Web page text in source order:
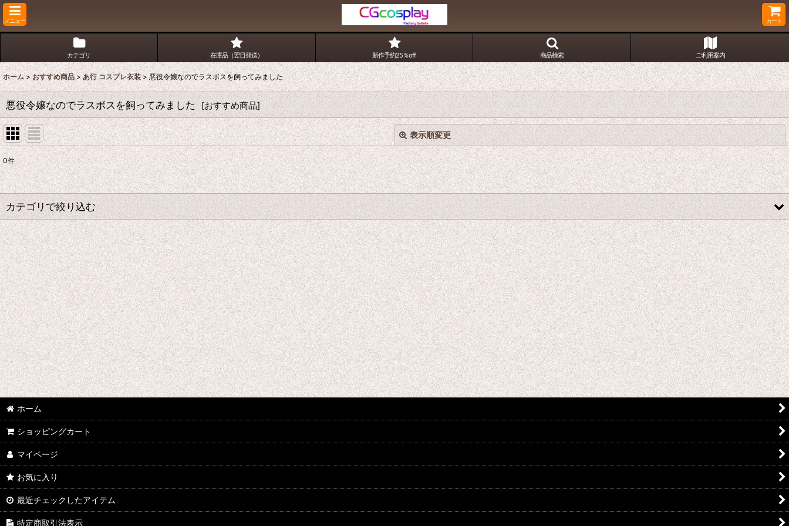
メニュー カート
カテゴリ 在庫品（翌日発送） 新作予約25％off 商品検索 ご利用案内
ホーム > おすすめ商品 > あ行 コスプレ衣装 > 悪役令嬢なのでラスボスを飼ってみました
悪役令嬢なのでラスボスを飼ってみました [おすすめ商品]
表示順変更
表示数:
並び順:
絞り込む
閉じる
0件
カテゴリで絞り込む
あ行 コスプレ衣装 (全商品)
ウマ娘プリティーダービー
あんさんぶるスターズ
IdentityV
アズールレーン
王様ランキング
イケメン戦国 時をかける恋
イケメン革命 アリスと恋の魔法
イケメンヴァンパイア
A3!(エースリー)
俺を好きなのはお前だけかよ
ヴァイオレット・エヴァーガーデン
ホーム
ショッピングカート
マイページ
お気に入り
最近チェックしたアイテム
特定商取引法表示